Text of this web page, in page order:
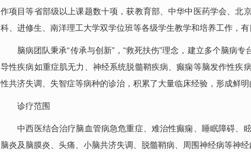
作项目等省部级以上课题数十项，获教育部、中华中医药学会、北
科、进修生、南洋理工大学双学位班等各级学生教学和培养工作，有
脑病团队秉承“传承与创新”，“救死扶伤”理念，建立多个脑病专
导性疾病如重症肌无力、神经系统脱髓鞘疾病、癫痫等脑发作性疾
性共济失调、失智症等病种的诊治，积累了大量临床经验，形成鲜明
诊疗范围
中西医结合治疗脑血管病急危重症、难治性癫痫、睡眠障碍、眩
脑炎及脑膜炎、头痛、小脑共济失调、脱髓鞘病、周围神经病等神经